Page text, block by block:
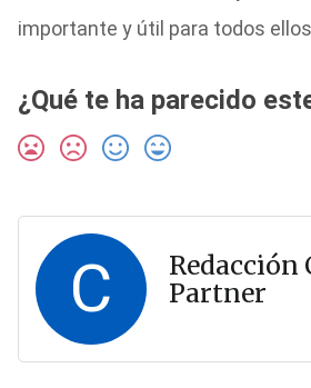
importante y útil para todos
¿Qué te ha parecido
C
Redacción
Partner